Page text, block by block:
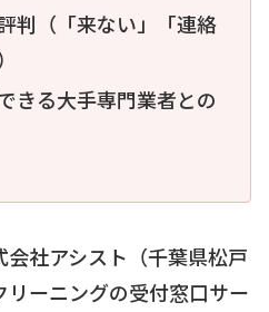
判（「来ない」「連絡
きる大手専門業者との
社アシスト（千葉県松戸
ーニングの受付窓口サー